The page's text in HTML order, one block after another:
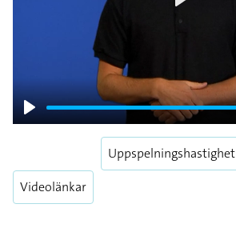
Play
Videolänkar
Uppspelningshastighet